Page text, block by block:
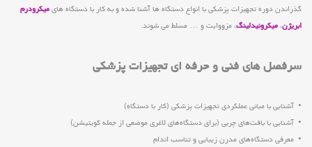
گذراندن دوره تجهیزات پزشکی با انواع دستگاه ها آشنا شده و به کار با دستگاه هایمیکرودرم
ابریژن،میکرونیدلینگ، مزووایت و … مسلط می شوند.
سرفصل های فنی و حرفه ای تجهیزات پزشکی
• آشنایی با مبانی عملکردی تجهیزات پزشکی (کار با دستگاه)
• آشنایی با بافت‌های چربی (برای دستگاه‌های لاغری موضعی از جمله کویتیشن)
• معرفی دستگاه‌های مدرن زیبایی و تناسب اندام